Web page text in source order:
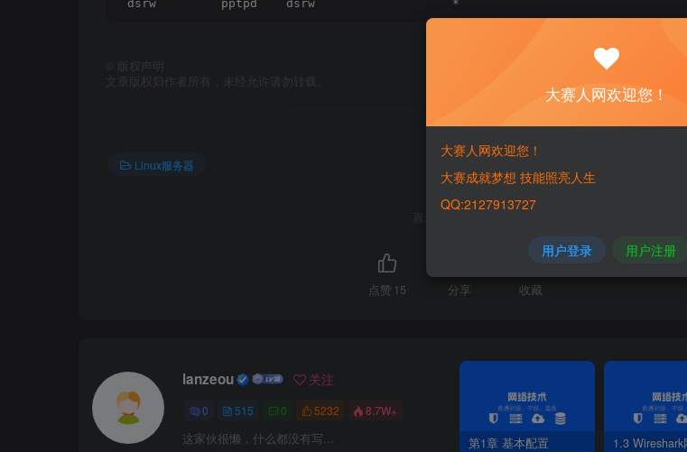
dsrw         pptpd    dsrw                   *
版权声明
文章版权归作者所有，未经允许请勿转载。
Linux服务器
点赞 15 分享 收藏
lanzeou 关注
0 515 0 5232 8.7W+
这家伙很懒，什么都没有写... 第1章 基本配置
大赛人网欢迎您！
大赛人网欢迎您！
大赛成就梦想 技能照亮人生
QQ:2127913727
用户登录 用户注册